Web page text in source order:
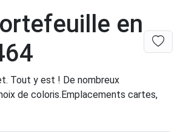
en
Tout y est ! De nombreux
de coloris.Emplacements cartes,